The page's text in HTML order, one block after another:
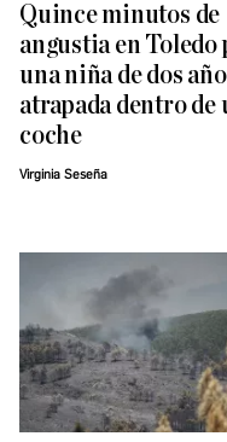
Quince minutos de
angustia en Toledo
una niña de dos
atrapada dentro de
coche
Virginia Seseña